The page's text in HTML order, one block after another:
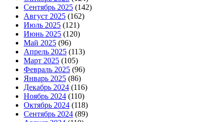
Сентябрь 2025 (142)
Август 2025 (162)
Июль 2025 (121)
Июнь 2025 (120)
Май 2025 (96)
Апрель 2025 (113)
Март 2025 (105)
Февраль 2025 (96)
Январь 2025 (86)
Декабрь 2024 (116)
Ноябрь 2024 (110)
Октябрь 2024 (118)
Сентябрь 2024 (89)